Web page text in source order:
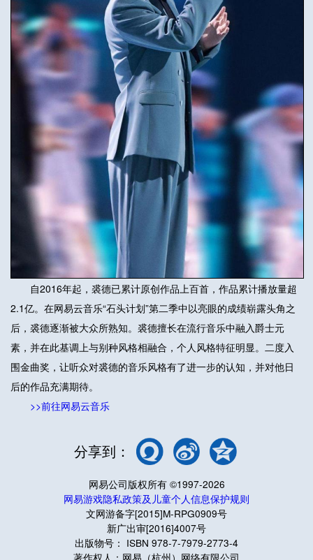
自2016年起，裘德已累计原创作品上百首，作品累计播放量超
2.1亿。在网易云音乐“石头计划”第二季中以亮眼的成绩崭露头角之
后，裘德逐渐被大众所熟知。裘德擅长在流行音乐中融入爵士元
素，并在此基调上与别种风格相融合，个人风格特征明显。二度入
围金曲奖，让听众对裘德的音乐风格有了进一步的认知，并对他日
后的作品充满期待。
>>前往网易云音乐
分享到：
网易公司版权所有 ©1997-2026
网易游戏隐私政策及儿童个人信息保护规则
文网游备字[2015]M-RPG0909号
新广出审[2016]4007号
出版物号： ISBN 978-7-7979-2773-4